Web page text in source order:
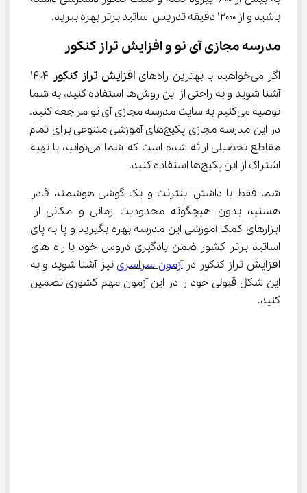
باشید و از 12000 دقیقه تدریس اساتید برتر بهره ببرید.
مدرسه مجازی آی نو و افزایش تراز کنکور
اگر می‌خواهید با بهترین راه‌های افزایش تراز کنکور
آشنا شوید و به راحتی از این روش‌ها استفاده کنید، به شما
توصیه می‌کنیم به سایت مدرسه مجازی آی نو مراجعه کنید.
در این مدرسه مجازی پکیج‌های آموزشی متنوعی برای تمام
مقاطع تحصیلی ارائه شده است که شما می‌توانید با تهیه
اشتراک از این پکیج‌ها استفاده کنید.
شما فقط با داشتن اینترنت و یک گوشی هوشمند قادر
هستید بدون هیچگونه محدودیت زمانی و مکانی از
ابزارهای کمک آموزشی این مدرسه بهره بگیرید و پا به پای
اساتید برتر کشور ضمن یادگیری دروس خود با راه ‌های
افزایش تراز کنکور در آزمون سراسری نیز آشنا شوید و به
این شکل قبولی خود را در این آزمون مهم کشوری تضمین
کنید.